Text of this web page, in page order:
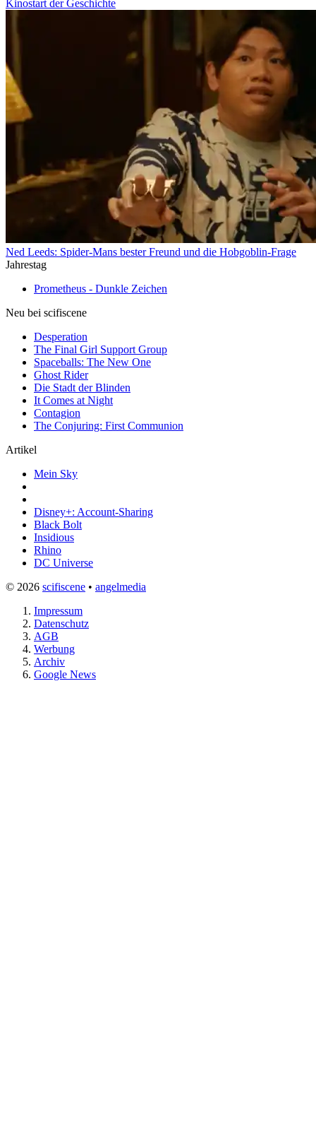
Kinostart der Geschichte
Ned Leeds: Spider-Mans bester Freund und die Hobgoblin-Frage
Jahrestag
Prometheus - Dunkle Zeichen
Neu bei scifiscene
Desperation
The Final Girl Support Group
Spaceballs: The New One
Ghost Rider
Die Stadt der Blinden
It Comes at Night
Contagion
The Conjuring: First Communion
Artikel
Mein Sky
Disney+: Account-Sharing
Black Bolt
Insidious
Rhino
DC Universe
© 2026 scifiscene • angelmedia
Impressum
Datenschutz
AGB
Werbung
Archiv
Google News